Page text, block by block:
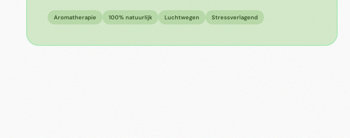
Aromatherapie 100% natuurlijk Luchtwegen Stressverlagend